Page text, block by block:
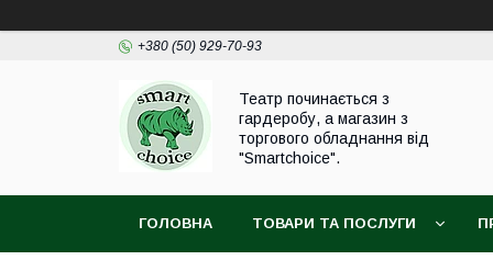
+380 (50) 929-70-93
Театр починається з
гардеробу, а магазин з
торгового обладнання від
"Smartchoice".
ГОЛОВНА ТОВАРИ ТА ПОСЛУГИ